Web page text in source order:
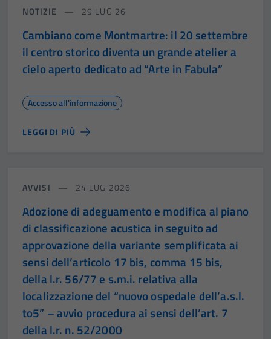
NOTIZIE 29 LUG 26
Cambiano come Montmartre: il 20 settembre
il centro storico diventa un grande atelier a
cielo aperto dedicato ad “Arte in Fabula”
Accesso all'informazione
LEGGI DI PIÙ
AVVISI 24 LUG 2026
Adozione di adeguamento e modifica al piano
di classificazione acustica in seguito ad
approvazione della variante semplificata ai
sensi dell’articolo 17 bis, comma 15 bis,
della l.r. 56/77 e s.m.i. relativa alla
localizzazione del “nuovo ospedale dell’a.s.l.
to5” – avvio procedura ai sensi dell’art. 7
della l.r. n. 52/2000